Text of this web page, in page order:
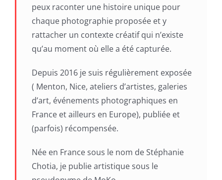
peux raconter une histoire unique pour
chaque photographie proposée et y
rattacher un contexte créatif qui n’existe
qu’au moment où elle a été capturée.
Depuis 2016 je suis régulièrement exposée
( Menton, Nice, ateliers d’artistes, galeries
d’art, événements photographiques en
France et ailleurs en Europe), publiée et
(parfois) récompensée.
Née en France sous le nom de Stéphanie
Chotia, je publie artistique sous le